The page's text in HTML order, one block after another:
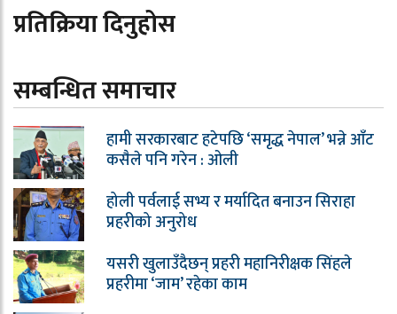
प्रतिक्रिया दिनुहोस
सम्बन्धित समाचार
हामी सरकारबाट हटेपछि ‘समृद्ध नेपाल’ भन्ने आँट
कसैले पनि गरेन : ओली
होली पर्वलाई सभ्य र मर्यादित बनाउन सिराहा
प्रहरीको अनुरोध
यसरी खुलाउँदैछन् प्रहरी महानिरीक्षक सिंहले
प्रहरीमा ‘जाम’ रहेका काम